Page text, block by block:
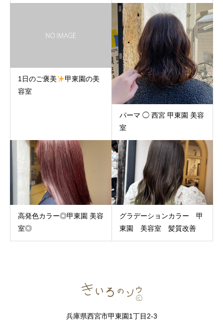
1日のご褒美
甲東園の美
容室
パーマ ◯ 西宮 甲東園 美容
室
高発色カラー◎甲東園 美容
室◎
グラデーションカラー 甲
東園 美容室 髪質改善
兵庫県西宮市甲東園1丁目2-3